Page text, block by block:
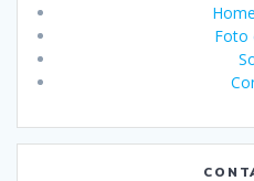
Foto